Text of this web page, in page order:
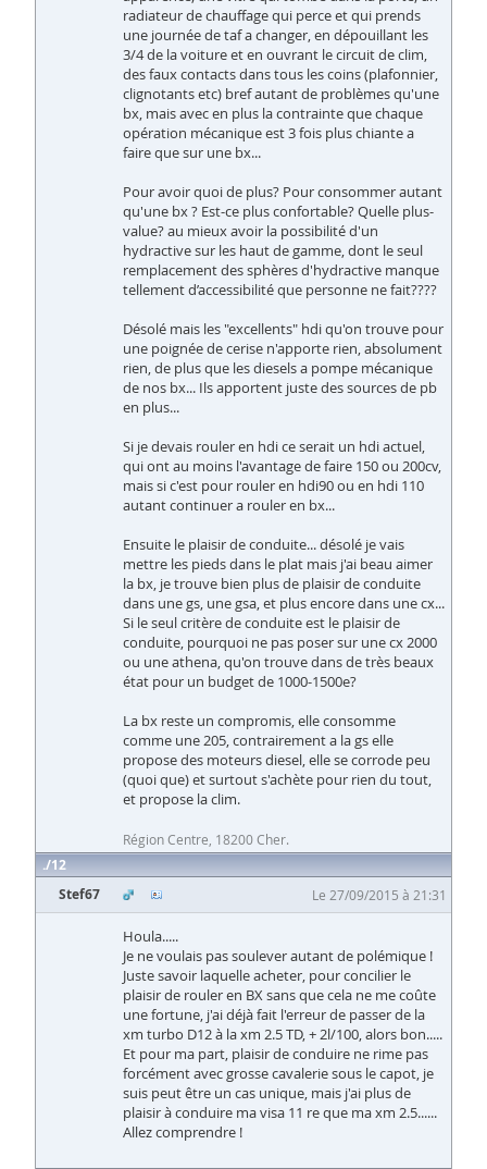
radiateur de chauffage qui perce et qui prends
une journée de taf a changer, en dépouillant les
3/4 de la voiture et en ouvrant le circuit de clim,
des faux contacts dans tous les coins (plafonnier,
clignotants etc) bref autant de problèmes qu'une
bx, mais avec en plus la contrainte que chaque
opération mécanique est 3 fois plus chiante a
faire que sur une bx...
Pour avoir quoi de plus? Pour consommer autant
qu'une bx ? Est-ce plus confortable? Quelle plus-
value? au mieux avoir la possibilité d'un
hydractive sur les haut de gamme, dont le seul
remplacement des sphères d'hydractive manque
tellement d’accessibilité que personne ne fait????
Désolé mais les "excellents" hdi qu'on trouve pour
une poignée de cerise n'apporte rien, absolument
rien, de plus que les diesels a pompe mécanique
de nos bx... Ils apportent juste des sources de pb
en plus...
Si je devais rouler en hdi ce serait un hdi actuel,
qui ont au moins l'avantage de faire 150 ou 200cv,
mais si c'est pour rouler en hdi90 ou en hdi 110
autant continuer a rouler en bx...
Ensuite le plaisir de conduite... désolé je vais
mettre les pieds dans le plat mais j'ai beau aimer
la bx, je trouve bien plus de plaisir de conduite
dans une gs, une gsa, et plus encore dans une cx...
Si le seul critère de conduite est le plaisir de
conduite, pourquoi ne pas poser sur une cx 2000
ou une athena, qu'on trouve dans de très beaux
état pour un budget de 1000-1500e?
La bx reste un compromis, elle consomme
comme une 205, contrairement a la gs elle
propose des moteurs diesel, elle se corrode peu
(quoi que) et surtout s'achète pour rien du tout,
et propose la clim.
Région Centre, 18200 Cher.
12
Stef67
Le 27/09/2015 à 21:31
Houla.....
Je ne voulais pas soulever autant de polémique !
Juste savoir laquelle acheter, pour concilier le
plaisir de rouler en BX sans que cela ne me coûte
une fortune, j'ai déjà fait l'erreur de passer de la
xm turbo D12 à la xm 2.5 TD, + 2l/100, alors bon.....
Et pour ma part, plaisir de conduire ne rime pas
forcément avec grosse cavalerie sous le capot, je
suis peut être un cas unique, mais j'ai plus de
plaisir à conduire ma visa 11 re que ma xm 2.5......
Allez comprendre !